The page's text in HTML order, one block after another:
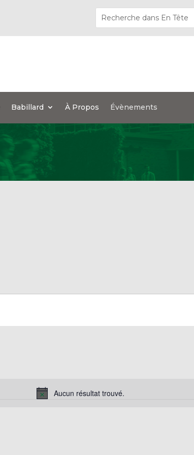
Babillard À Propos Évènements
Notice
Aucun résultat trouvé.